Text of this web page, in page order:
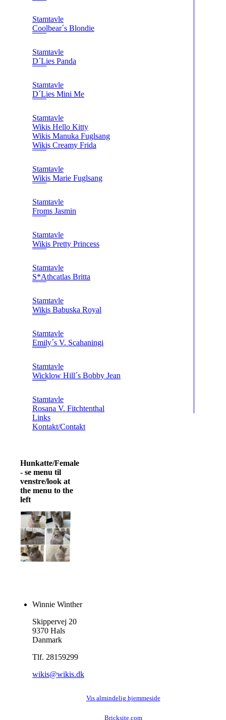
Stamtavle
Coolbear´s Blondie
Stamtavle
D´Lies Panda
Stamtavle
D´Lies Mini Me
Stamtavle
Wikis Hello Kitty
Wikis Manuka Fuglsang
Wikis Creamy Frida
Stamtavle
Wikis Marie Fuglsang
Stamtavle
Froms Jasmin
Stamtavle
Wikis Pretty Princess
Stamtavle
S*Athcatlas Britta
Stamtavle
Wikis Babuska Royal
Stamtavle
Emily´s V. Scahaningi
Stamtavle
Wicklow Hill´s Bobby Jean
Stamtavle
Rosana V. Fitchtenthal
Links
Kontakt/Contakt
Hunkatte/Females
- se menu til
venstre/look at
the menu to the
left
Winnie Winther
Skippervej 20
9370 Hals
Danmark
Tlf. 28159299
wikis@wikis.dk
Vis almindelig hjemmeside
Bricksite.com